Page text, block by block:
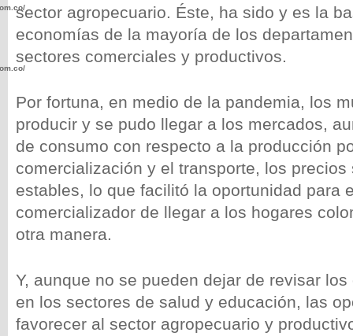
sector agropecuario. Éste, ha sido y es la
economías de la mayoría de los
sectores comerciales y productivos.
Por fortuna, en medio de la pandemia, los
producir y se pudo llegar a los mercados,
de consumo con respecto a la producción
comercialización y el transporte, los precios
estables, lo que facilitó la oportunidad para
comercializador de llegar a los hogares
otra manera.
Y, aunque no se pueden dejar de revisar
en los sectores de salud y educación, las
favorecer al sector agropecuario y
wp-
wp-
wp-